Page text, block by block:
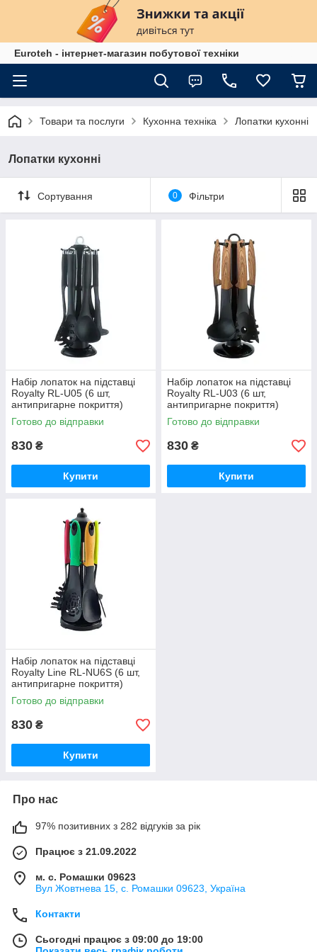
Euroteh - інтернет-магазин побутової техніки
Товари та послуги Кухонна техніка Лопатки кухонні
Лопатки кухонні
Сортування 0 Фільтри
Набір лопаток на підставці
Royalty RL-U05 (6 шт,
антипригарне покриття)
Готово до відправки
830 ₴
Купити
Набір лопаток на підставці
Royalty RL-U03 (6 шт,
антипригарне покриття)
Готово до відправки
830 ₴
Купити
Набір лопаток на підставці
Royalty Line RL-NU6S (6 шт,
антипригарне покриття)
Готово до відправки
830 ₴
Купити
Про нас
97% позитивних з 282 відгуків за рік
Працює з 21.09.2022
м. с. Ромашки 09623
Вул Жовтнева 15, с. Ромашки 09623, Україна
Контакти
Сьогодні працює з 09:00 до 19:00